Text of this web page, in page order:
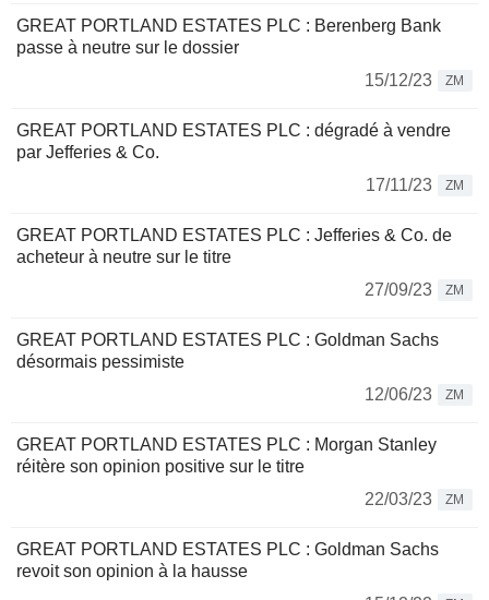
GREAT PORTLAND ESTATES PLC : Berenberg Bank
passe à neutre sur le dossier
15/12/23
ZM
GREAT PORTLAND ESTATES PLC : dégradé à vendre
par Jefferies & Co.
17/11/23
ZM
GREAT PORTLAND ESTATES PLC : Jefferies & Co. de
acheteur à neutre sur le titre
27/09/23
ZM
GREAT PORTLAND ESTATES PLC : Goldman Sachs
désormais pessimiste
12/06/23
ZM
GREAT PORTLAND ESTATES PLC : Morgan Stanley
réitère son opinion positive sur le titre
22/03/23
ZM
GREAT PORTLAND ESTATES PLC : Goldman Sachs
revoit son opinion à la hausse